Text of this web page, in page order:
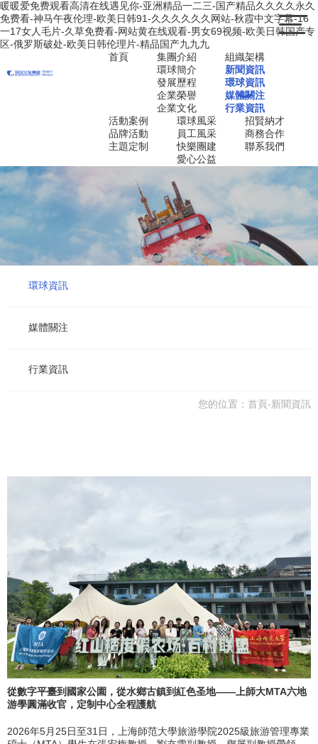
暖暖爱免费观看高清在线遇见你-亚洲精品一二三-国产精品久久久久永久
免费看-神马午夜伦理-欧美日韩91-久久久久久久网站-秋霞中文字幕-16
一17女人毛片-久草免费看-网站黄在线观看-男女69视频-欧美日韩国产专
区-俄罗斯破处-欧美日韩伦理片-精品国产九九九
首頁
集團介紹
環球簡介
發展歷程
企業榮譽
企業文化
組織架構
新聞資訊
環球資訊
媒體關注
行業資訊
活動案例
品牌活動
主題定制
環球風采
員工風采
快樂團建
愛心公益
招賢納才
商務合作
聯系我們
環球資訊
媒體關注
行業資訊
您的位置： 首頁-新聞資訊
從數字平臺到國家公園，從水鄉古鎮到紅色圣地——上師大MTA六地
游學圓滿收官，定制中心全程護航
2026年5月25日至31日，上海師范大學旅游學院2025級旅游管理專業